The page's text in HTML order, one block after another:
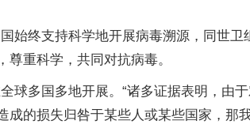
始终支持科学地开展病毒溯源，同世
重科学，共同对抗病毒。
球多国多地开展。“诸多证据表明，由
的损失归咎于某些人或某些国家，那